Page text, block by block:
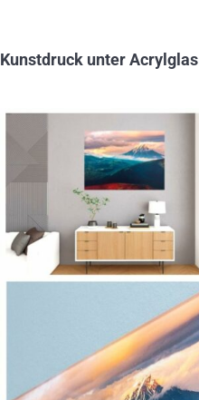
Kunstdruck unter Acrylglas